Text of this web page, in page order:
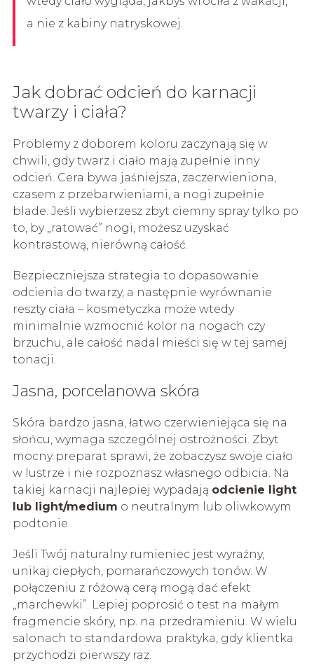
a nie z kabiny natryskowej.
Jak dobrać odcień do karnacji
twarzy i ciała?
Problemy z doborem koloru zaczynają się w
chwili, gdy twarz i ciało mają zupełnie inny
odcień. Cera bywa jaśniejsza, zaczerwieniona,
czasem z przebarwieniami, a nogi zupełnie
blade. Jeśli wybierzesz zbyt ciemny spray tylko po
to, by „ratować” nogi, możesz uzyskać
kontrastową, nierówną całość.
Bezpieczniejsza strategia to dopasowanie
odcienia do twarzy, a następnie wyrównanie
reszty ciała – kosmetyczka może wtedy
minimalnie wzmocnić kolor na nogach czy
brzuchu, ale całość nadal mieści się w tej samej
tonacji.
Jasna, porcelanowa skóra
Skóra bardzo jasna, łatwo czerwieniejąca się na
słońcu, wymaga szczególnej ostrożności. Zbyt
mocny preparat sprawi, że zobaczysz swoje ciało
w lustrze i nie rozpoznasz własnego odbicia. Na
takiej karnacji najlepiej wypadają odcienie light
lub light/medium o neutralnym lub oliwkowym
podtonie.
Jeśli Twój naturalny rumieniec jest wyraźny,
unikaj ciepłych, pomarańczowych tonów. W
połączeniu z różową cerą mogą dać efekt
„marchewki”. Lepiej poprosić o test na małym
fragmencie skóry, np. na przedramieniu. W wielu
salonach to standardowa praktyka, gdy klientka
przychodzi pierwszy raz.